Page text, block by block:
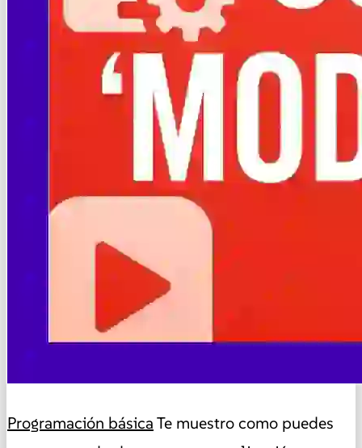
Programación básicaTe muestro como puedes